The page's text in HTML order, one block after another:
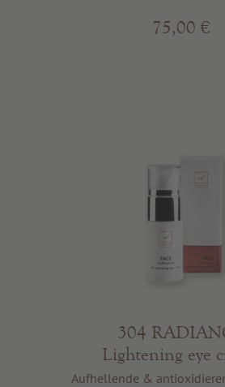
75,00 €
304
Lightening eye
Aufhellende &